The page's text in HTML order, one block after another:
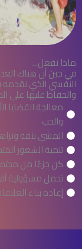
ماذا نفعل...
في حين أن هناك
النفسي الذي
والحفاظ عليها على
معالجة القضايا
والحب
المشي بثقة
تنمية الشعور
كن جزءًا من
تحمل مسؤولية
إعادة بناء